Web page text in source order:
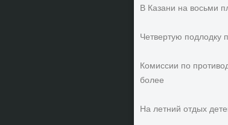
В Казани на восьми
Четвертую подлодку
Комиссии по
более
На летний отдых